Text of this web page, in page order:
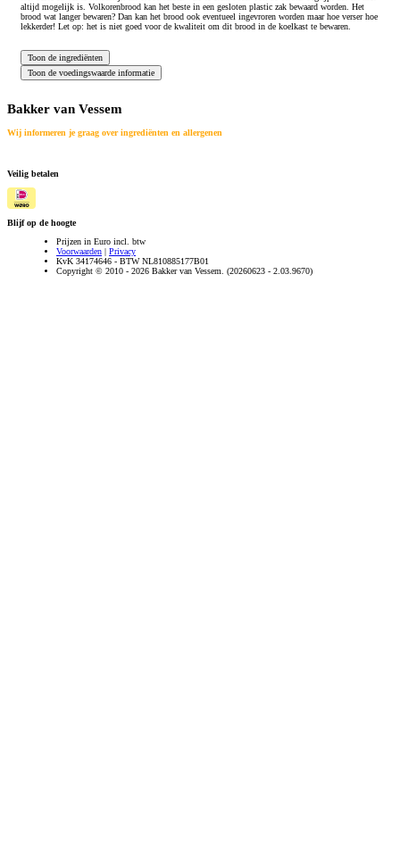
altijd mogelijk is. Volkorenbrood kan het beste in een gesloten plastic zak bewaard worden. Het
brood wat langer bewaren? Dan kan het brood ook eventueel ingevroren worden maar hoe verser hoe
lekkerder! Let op: het is niet goed voor de kwaliteit om dit brood in de koelkast te bewaren.
Bakker van Vessem
Wij informeren je graag over ingrediënten en allergenen
Veilig betalen
Blijf op de hoogte
Prijzen in Euro incl. btw
Voorwaarden | Privacy
KvK 34174646 - BTW NL810885177B01
Copyright © 2010 - 2026 Bakker van Vessem. (20260623 - 2.03.9670)